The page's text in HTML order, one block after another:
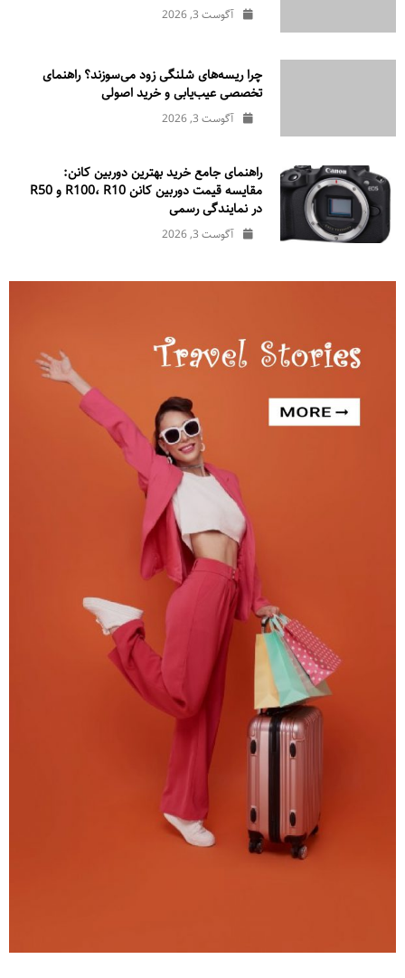
آگوست 3, 2026
چرا ریسه‌های شلنگی زود می‌سوزند؟ راهنمای
تخصصی عیب‌یابی و خرید اصولی
آگوست 3, 2026
راهنمای جامع خرید بهترین دوربین کانن:
مقایسه قیمت دوربین کانن R100، R10 و R50
در نمایندگی رسمی
آگوست 3, 2026